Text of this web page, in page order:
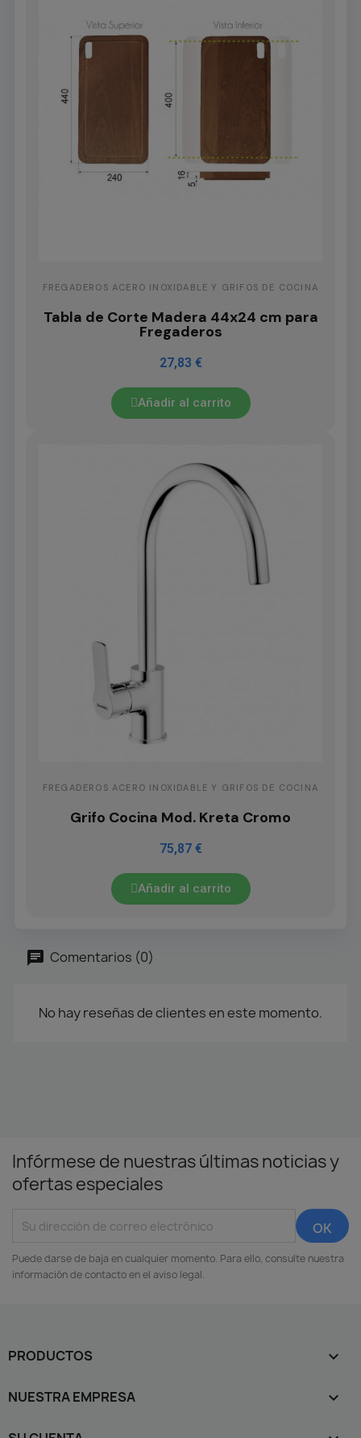
FREGADEROS ACERO INOXIDABLE Y GRIFOS DE COCINA
Tabla de Corte Madera 44x24 cm para
Fregaderos
27,83 €
Añadir al carrito
FREGADEROS ACERO INOXIDABLE Y GRIFOS DE COCINA
Grifo Cocina Mod. Kreta Cromo
75,87 €
Añadir al carrito
Comentarios (0)
No hay reseñas de clientes en este momento.
Infórmese de nuestras últimas noticias y
ofertas especiales
Puede darse de baja en cualquier momento. Para ello, consulte nuestra
información de contacto en el aviso legal.
PRODUCTOS 
NUESTRA EMPRESA 